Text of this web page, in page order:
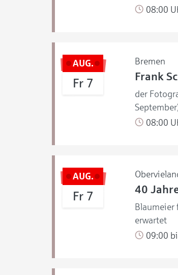
08:00
AUG.
Fr 7
Bremen
Frank
der
08:00
AUG.
Fr 7
40
erwartet
09:00